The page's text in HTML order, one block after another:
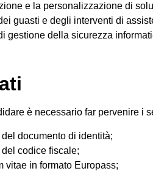
e la personalizzazione di
guasti e degli interventi di
gestione della sicurezza
è necessario far pervenire i
documento di identità;
codice fiscale;
vitae in formato Europass;